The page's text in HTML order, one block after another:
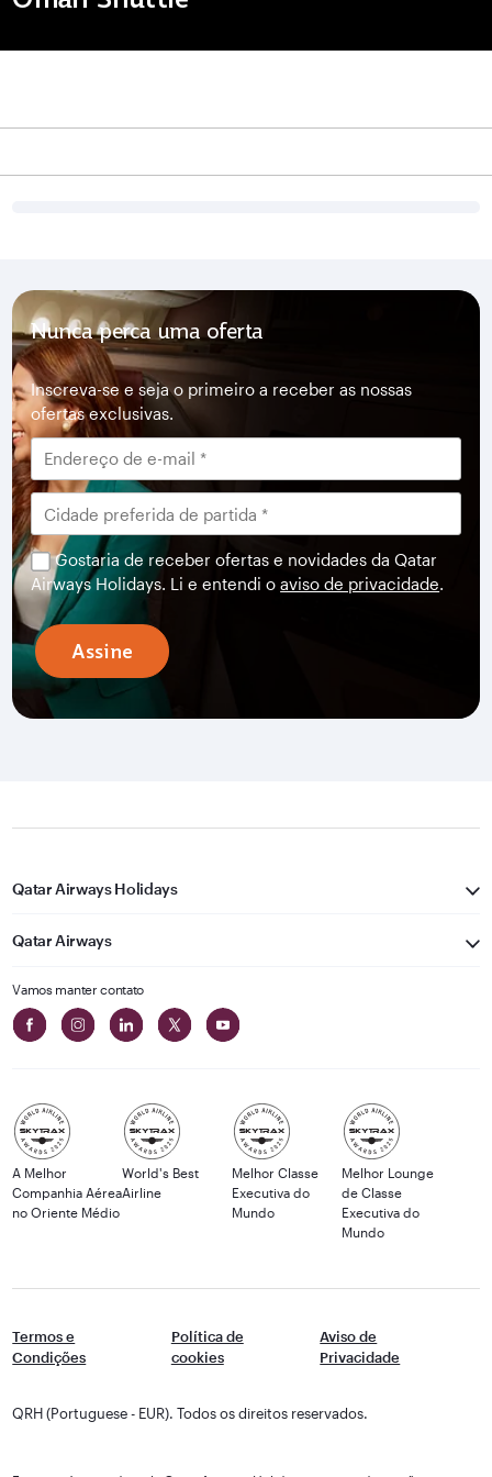
Nunca perca uma oferta
Inscreva-se e seja o primeiro a receber as nossas
ofertas exclusivas.
Gostaria de receber ofertas e novidades da Qatar
Airways Holidays. Li e entendi oaviso de privacidade.
Assine
Qatar Airways Holidays
Qatar Airways
Vamos manter contato
A Melhor
Companhia Aérea
no Oriente Médio
World's Best
Airline
Melhor Classe
Executiva do
Mundo
Melhor Lounge
de Classe
Executiva do
Mundo
Termos e
Condições
Política de
cookies
Aviso de
Privacidade
QRH (Portuguese - EUR). Todos os direitos reservados.